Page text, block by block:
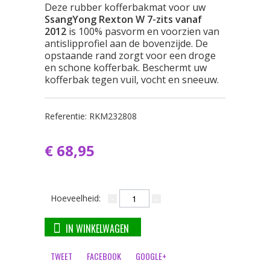
Deze rubber kofferbakmat voor uw
SsangYong Rexton W 7-zits vanaf
2012 is 100% pasvorm en voorzien van
antislipprofiel aan de bovenzijde. De
opstaande rand zorgt voor een droge
en schone kofferbak. Beschermt uw
kofferbak tegen vuil, vocht en sneeuw.
Referentie: RKM232808
€ 68,95
Hoeveelheid:
IN WINKELWAGEN
TWEET FACEBOOK GOOGLE+